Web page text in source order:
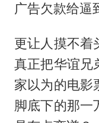
广告欠款给逼
更让人摸不着
真正把华谊兄
家以为的电影
脚底下的那一